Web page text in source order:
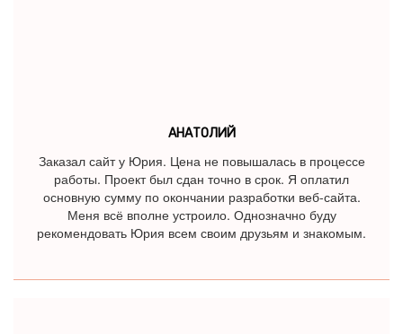
АНАТОЛИЙ
Заказал сайт у Юрия. Цена не повышалась в процессе
работы. Проект был сдан точно в срок. Я оплатил
основную сумму по окончании разработки веб-сайта.
Меня всё вполне устроило. Однозначно буду
рекомендовать Юрия всем своим друзьям и знакомым.